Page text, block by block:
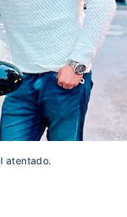
atentado.